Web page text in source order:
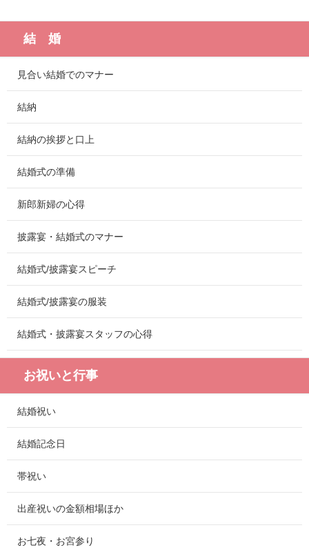
結 婚
見合い結婚でのマナー
結納
結納の挨拶と口上
結婚式の準備
新郎新婦の心得
披露宴・結婚式のマナー
結婚式/披露宴スピーチ
結婚式/披露宴の服装
結婚式・披露宴スタッフの心得
お祝いと行事
結婚祝い
結婚記念日
帯祝い
出産祝いの金額相場ほか
お七夜・お宮参り